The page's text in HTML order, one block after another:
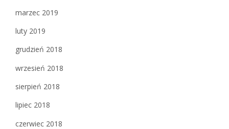
marzec 2019
luty 2019
grudzień 2018
wrzesień 2018
sierpień 2018
lipiec 2018
czerwiec 2018